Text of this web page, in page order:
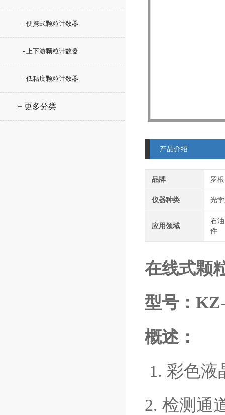
- 便携式颗粒计数器
- 上下游颗粒计数器
- 低粘度颗粒计数器
+ 更多分类
产品介绍
品牌 罗根
仪器种类 光
应用领域
石
件
在线式颗
型号：
概述：
1. 彩色
2. 检测通